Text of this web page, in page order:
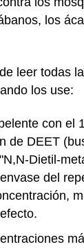
los
leer todas
los use:
con el
de DEET
Dietil-
del